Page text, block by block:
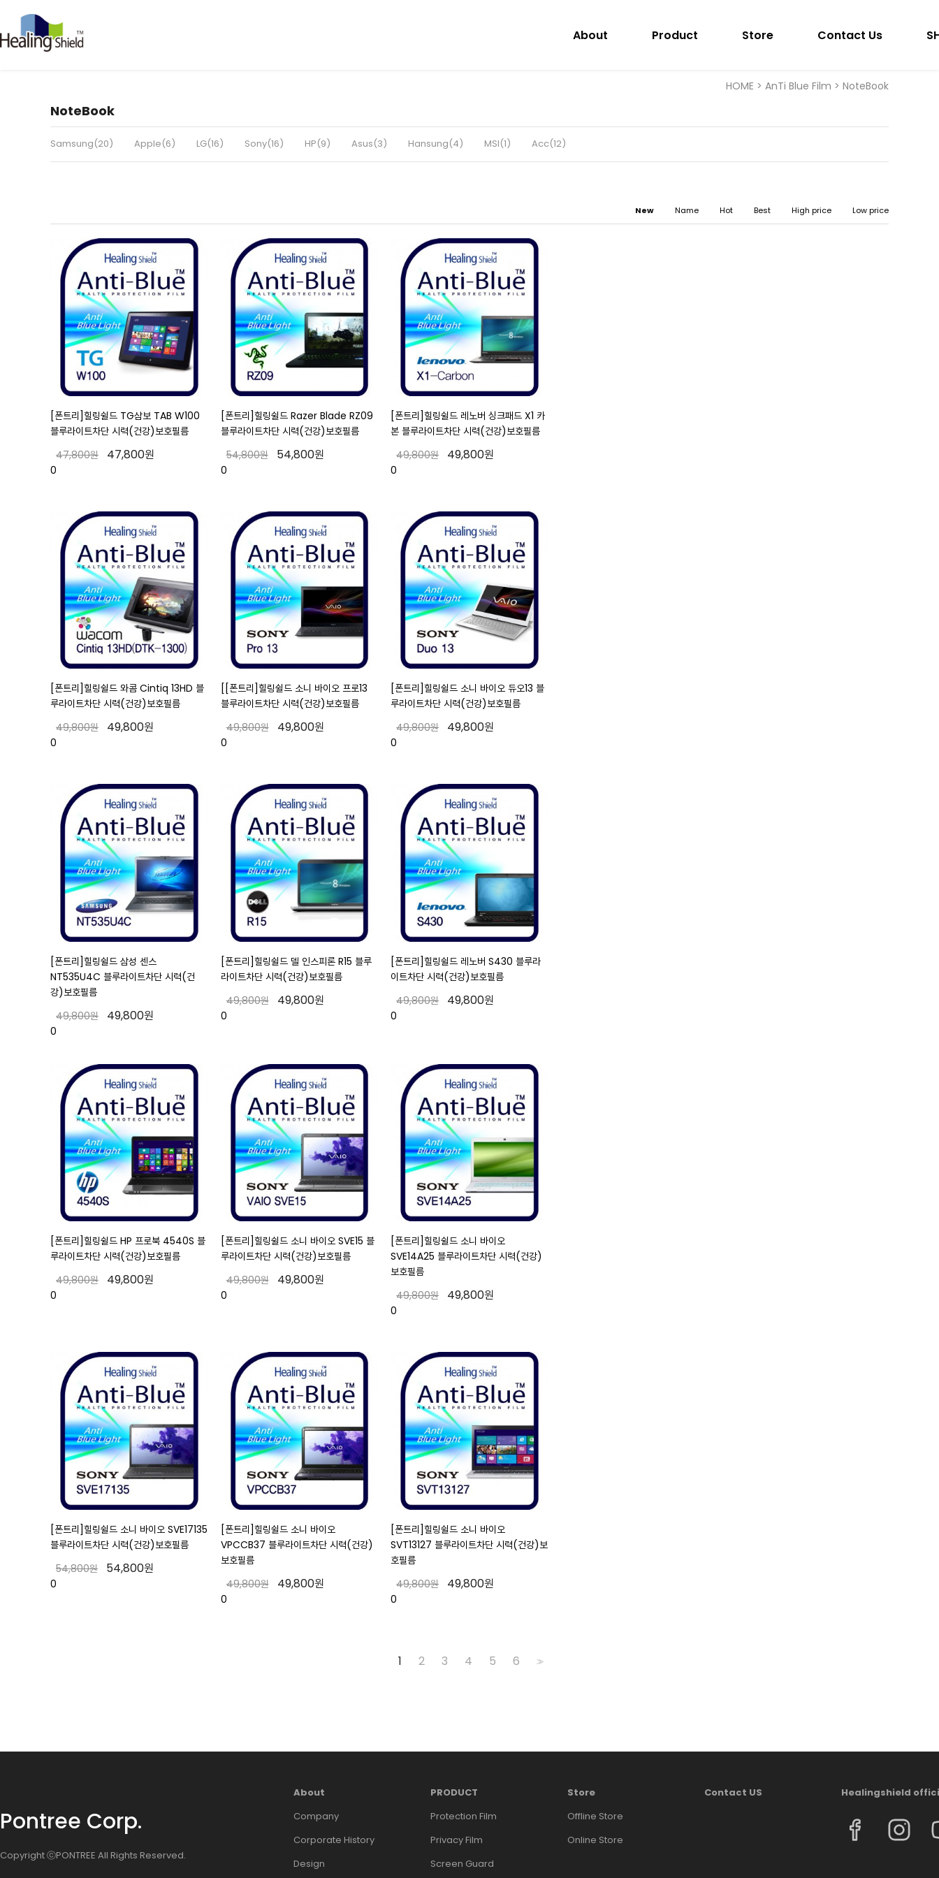
About Product Store Contact Us
HOME > AnTi Blue Film > NoteBook
NoteBook
Samsung(20) Apple(6) LG(16) Sony(16) HP(9) Asus(3) Hansung(4) MSI(1) Acc(12)
New Name Hot Best High price Low price
[폰트리]힐링쉴드 TG삼보 TAB W100
블루라이트차단 시력(건강)보호필름
47,800원
47,800원
0
[폰트리]힐링쉴드 Razer Blade RZ09
블루라이트차단 시력(건강)보호필름
54,800원
54,800원
0
[폰트리]힐링쉴드 레노버 싱크패드 X1 카
본 블루라이트차단 시력(건강)보호필름
49,800원
49,800원
0
[폰트리]힐링쉴드 와콤 Cintiq 13HD 블
루라이트차단 시력(건강)보호필름
49,800원
49,800원
0
[[폰트리]힐링쉴드 소니 바이오 프로13
블루라이트차단 시력(건강)보호필름
49,800원
49,800원
0
[폰트리]힐링쉴드 소니 바이오 듀오13 블
루라이트차단 시력(건강)보호필름
49,800원
49,800원
0
[폰트리]힐링쉴드 삼성 센스
NT535U4C 블루라이트차단 시력(건
강)보호필름
49,800원
49,800원
0
[폰트리]힐링쉴드 델 인스피론 R15 블루
라이트차단 시력(건강)보호필름
49,800원
49,800원
0
[폰트리]힐링쉴드 레노버 S430 블루라
이트차단 시력(건강)보호필름
49,800원
49,800원
0
[폰트리]힐링쉴드 HP 프로북 4540S 블
루라이트차단 시력(건강)보호필름
49,800원
49,800원
0
[폰트리]힐링쉴드 소니 바이오 SVE15 블
루라이트차단 시력(건강)보호필름
49,800원
49,800원
0
[폰트리]힐링쉴드 소니 바이오
SVE14A25 블루라이트차단 시력(건강)
보호필름
49,800원
49,800원
0
[폰트리]힐링쉴드 소니 바이오 SVE17135
블루라이트차단 시력(건강)보호필름
54,800원
54,800원
0
[폰트리]힐링쉴드 소니 바이오
VPCCB37 블루라이트차단 시력(건강)
보호필름
49,800원
49,800원
0
[폰트리]힐링쉴드 소니 바이오
SVT13127 블루라이트차단 시력(건강)보
호필름
49,800원
49,800원
0
1 2 3 4 5 6 >>
Pontree Corp.
Copyright ⓒPONTREE All Rights Reserved.
About
Company
Corporate History
Design
PRODUCT
Protection Film
Privacy Film
Screen Guard
Store
Offline Store
Online Store
Contact US Healingshield